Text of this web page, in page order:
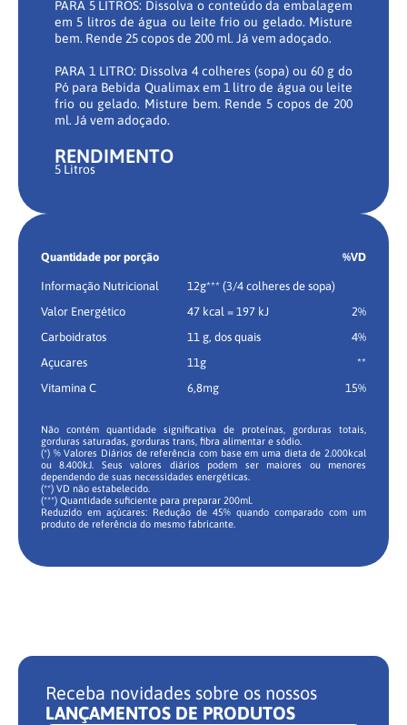
PARA 5 LITROS: Dissolva o conteúdo da embalagem
em 5 litros de água ou leite frio ou gelado. Misture
bem. Rende 25 copos de 200 ml. Já vem adoçado.
PARA 1 LITRO: Dissolva 4 colheres (sopa) ou 60 g do
Pó para Bebida Qualimax em 1 litro de água ou leite
frio ou gelado. Misture bem. Rende 5 copos de 200
ml. Já vem adoçado.
RENDIMENTO
5 Litros
Quantidade por porção %VD
Informação Nutricional
12g*** (3/4 colheres de sopa)
Valor Energético
47 kcal = 197 kJ
2%
Carboidratos
11 g, dos quais
4%
Açucares
11g
**
Vitamina C
6,8mg 15%
Não contém quantidade significativa de proteínas, gorduras totais,
gorduras saturadas, gorduras trans, fibra alimentar e sódio.
(*) % Valores Diários de referência com base em uma dieta de 2.000kcal
ou 8.400kJ. Seus valores diários podem ser maiores ou menores
dependendo de suas necessidades energéticas.
(**) VD não estabelecido.
(***) Quantidade suficiente para preparar 200ml.
Reduzido em açúcares: Redução de 45% quando comparado com um
produto de referência do mesmo fabricante.
Receba novidades sobre os nossos
LANÇAMENTOS DE PRODUTOS